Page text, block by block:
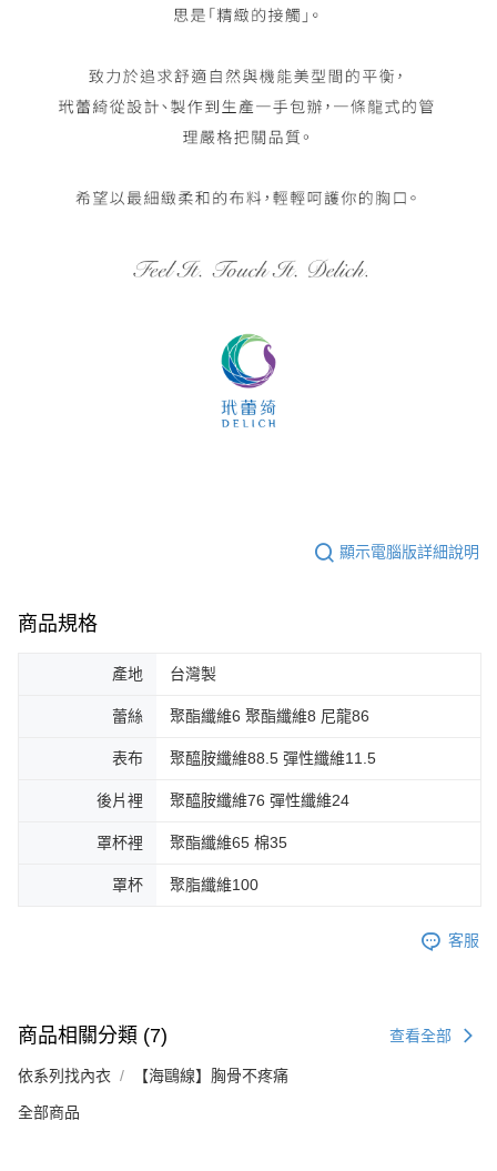
顯示電腦版詳細說明
商品規格
產地 台灣製
蕾絲 聚酯纖維6 聚酯纖維8 尼龍86
表布 聚醯胺纖維88.5 彈性纖維11.5
後片裡 聚醯胺纖維76 彈性纖維24
罩杯裡 聚酯纖維65 棉35
罩杯 聚脂纖維100
客服
商品相關分類 (7) 查看全部
依系列找內衣 【海鷗線】胸骨不疼痛
全部商品